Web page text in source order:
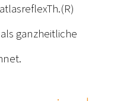
ganzheitliche